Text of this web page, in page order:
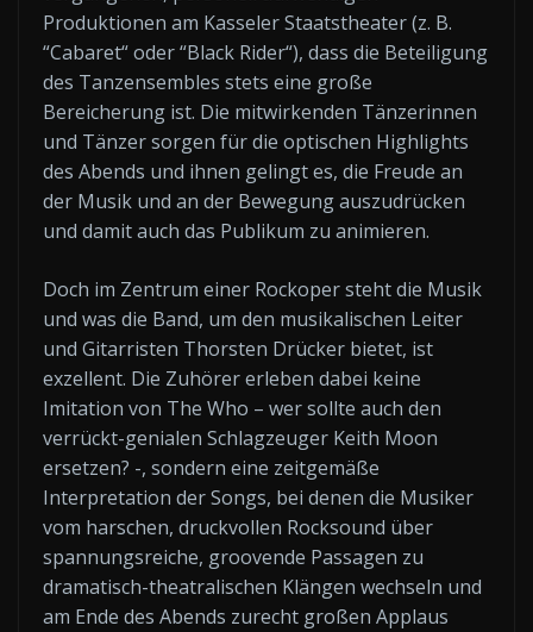
Produktionen am Kasseler Staatstheater (z. B.
“Cabaret“ oder “Black Rider“), dass die Beteiligung
des Tanzensembles stets eine große
Bereicherung ist. Die mitwirkenden Tänzerinnen
und Tänzer sorgen für die optischen Highlights
des Abends und ihnen gelingt es, die Freude an
der Musik und an der Bewegung auszudrücken
und damit auch das Publikum zu animieren.
Doch im Zentrum einer Rockoper steht die Musik
und was die Band, um den musikalischen Leiter
und Gitarristen Thorsten Drücker bietet, ist
exzellent. Die Zuhörer erleben dabei keine
Imitation von The Who – wer sollte auch den
verrückt-genialen Schlagzeuger Keith Moon
ersetzen? -, sondern eine zeitgemäße
Interpretation der Songs, bei denen die Musiker
vom harschen, druckvollen Rocksound über
spannungsreiche, groovende Passagen zu
dramatisch-theatralischen Klängen wechseln und
am Ende des Abends zurecht großen Applaus